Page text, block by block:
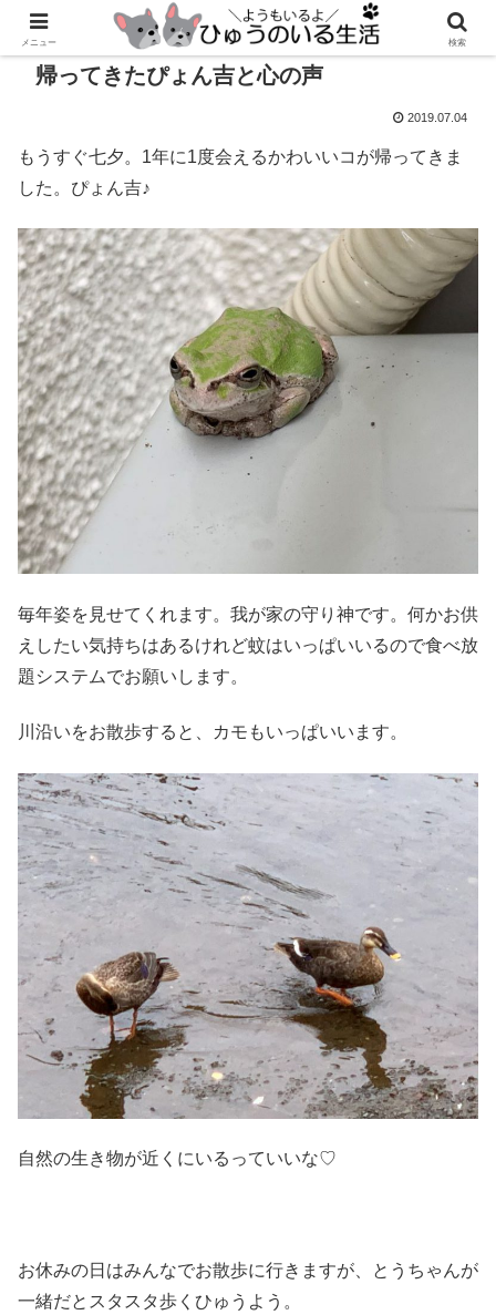
帰ってきたぴょん吉と心の声
2019.07.04
もうすぐ七夕。1年に1度会えるかわいいコが帰ってきま
した。ぴょん吉♪
毎年姿を見せてくれます。我が家の守り神です。何かお供
えしたい気持ちはあるけれど蚊はいっぱいいるので食べ放
題システムでお願いします。
川沿いをお散歩すると、カモもいっぱいいます。
自然の生き物が近くにいるっていいな♡
お休みの日はみんなでお散歩に行きますが、とうちゃんが
一緒だとスタスタ歩くひゅうよう。
メニュー 検索